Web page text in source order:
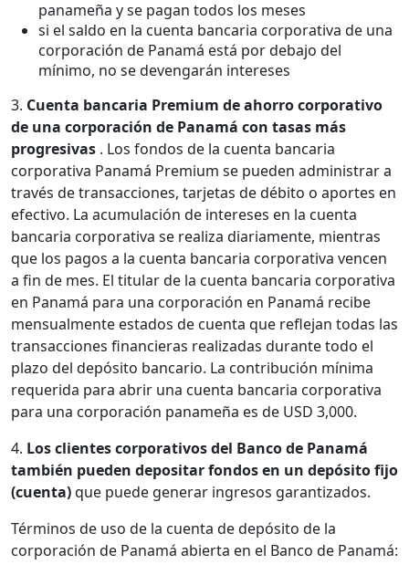
panameña y se pagan todos los meses
si el saldo en la cuenta bancaria corporativa de una
corporación de Panamá está por debajo del
mínimo, no se devengarán intereses
3. Cuenta bancaria Premium de ahorro corporativo
de una corporación de Panamá con tasas más
progresivas . Los fondos de la cuenta bancaria
corporativa Panamá Premium se pueden administrar a
través de transacciones, tarjetas de débito o aportes en
efectivo. La acumulación de intereses en la cuenta
bancaria corporativa se realiza diariamente, mientras
que los pagos a la cuenta bancaria corporativa vencen
a fin de mes. El titular de la cuenta bancaria corporativa
en Panamá para una corporación en Panamá recibe
mensualmente estados de cuenta que reflejan todas las
transacciones financieras realizadas durante todo el
plazo del depósito bancario. La contribución mínima
requerida para abrir una cuenta bancaria corporativa
para una corporación panameña es de USD 3,000.
4. Los clientes corporativos del Banco de Panamá
también pueden depositar fondos en un depósito fijo
(cuenta)que puede generar ingresos garantizados.
Términos de uso de la cuenta de depósito de la
corporación de Panamá abierta en el Banco de Panamá: